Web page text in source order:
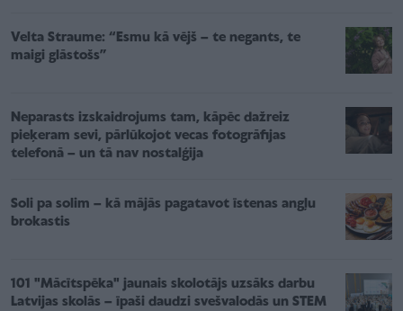
Velta Straume: “Esmu kā vējš – te negants, te
maigi glāstošs”
Neparasts izskaidrojums tam, kāpēc dažreiz
pieķeram sevi, pārlūkojot vecas fotogrāfijas
telefonā – un tā nav nostalģija
Soli pa solim – kā mājās pagatavot īstenas angļu
brokastis
101 "Mācītspēka" jaunais skolotājs uzsāks darbu
Latvijas skolās – īpaši daudzi svešvalodās un STEM